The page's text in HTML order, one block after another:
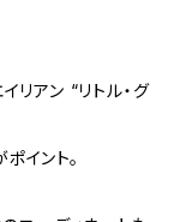
リアン “リトル・グ
イント。